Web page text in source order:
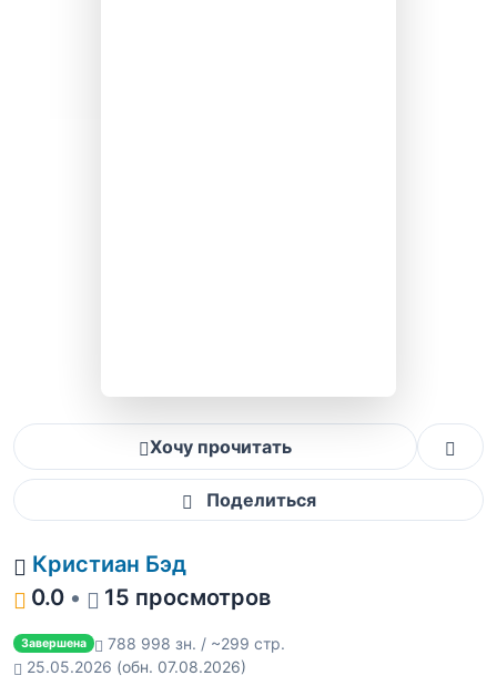
Хочу прочитать
Поделиться
Кристиан Бэд
0.0 • 15 просмотров
Завершена
788 998 зн. / ~299 стр.
25.05.2026 (обн. 07.08.2026)